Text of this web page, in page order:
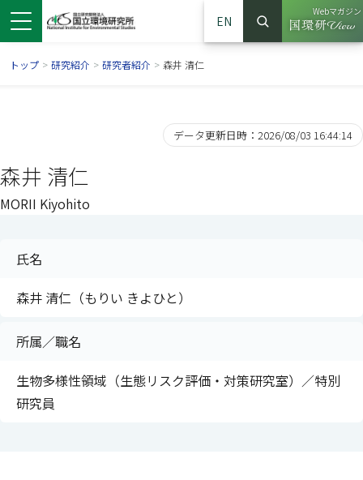
ウで開きます）
ンドウで開きます）
ウインドウで開きます）
EN
サイト内検索
検索
Webマガジン
（別ウイ
トップ > 研究紹介 > 研究者紹介 > 森井 清仁
データ更新日時：2026/08/03 16:44:14
森井 清仁
MORII Kiyohito
氏名
森井 清仁（もりい きよひと）
所属／職名
生物多様性領域（生態リスク評価・対策研究室）／特別
研究員